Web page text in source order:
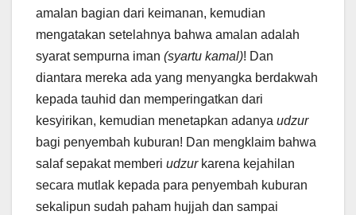
amalan bagian dari keimanan, kemudian
mengatakan setelahnya bahwa amalan adalah
syarat sempurna iman (syartu kamal)! Dan
diantara mereka ada yang menyangka berdakwah
kepada tauhid dan memperingatkan dari
kesyirikan, kemudian menetapkan adanya udzur
bagi penyembah kuburan! Dan mengklaim bahwa
salaf sepakat memberi udzur karena kejahilan
secara mutlak kepada para penyembah kuburan
sekalipun sudah paham hujjah dan sampai